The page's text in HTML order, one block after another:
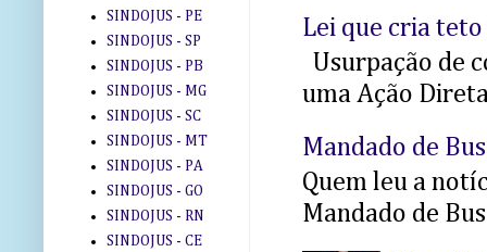
Lei que cria
Usurpação de
uma Ação
Mandado de
Quem leu a
Mandado de
SINDOJUS - PE
SINDOJUS - SP
SINDOJUS - PB
SINDOJUS - MG
SINDOJUS - SC
SINDOJUS - MT
SINDOJUS - PA
SINDOJUS - GO
SINDOJUS - RN
SINDOJUS - CE